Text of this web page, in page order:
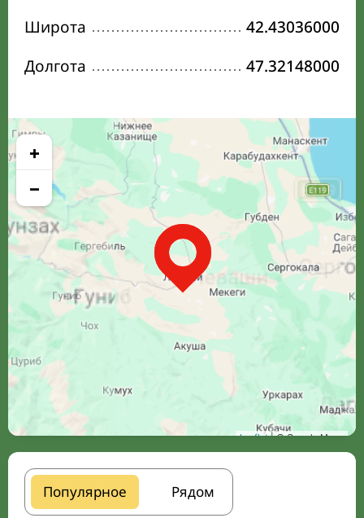
Широта
42.43036000
Долгота
47.32148000
+
−
Leaflet| © Google Maps
Популярное Рядом